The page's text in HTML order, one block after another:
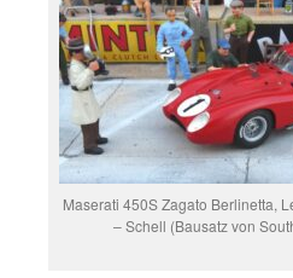
Maserati 450S Zagato Berlinetta,
– Schell (Bausatz von